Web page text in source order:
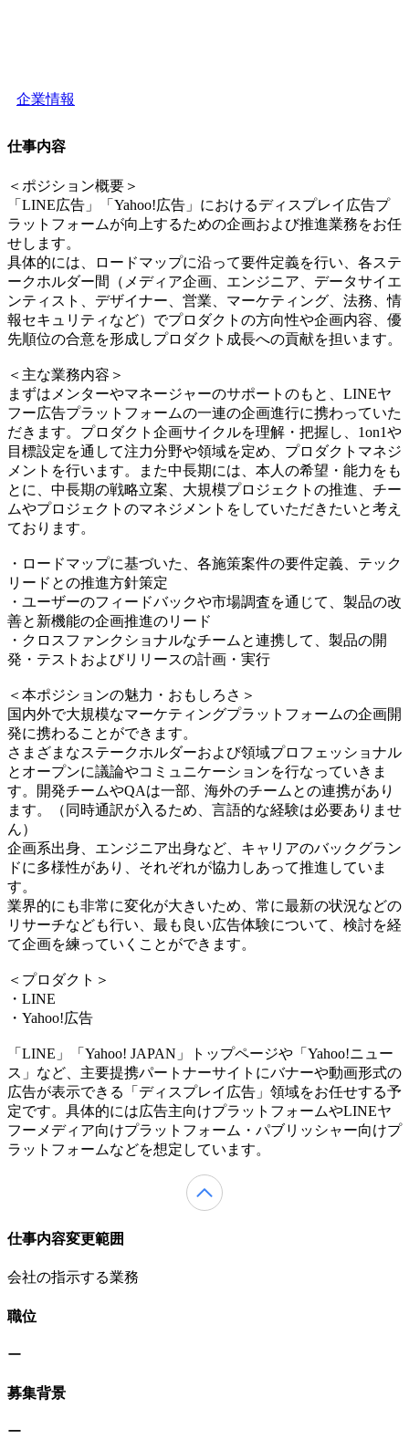
企業情報
仕事内容
＜ポジション概要＞
「LINE広告」「Yahoo!広告」におけるディスプレイ広告プ
ラットフォームが向上するための企画および推進業務をお任
せします。
具体的には、ロードマップに沿って要件定義を行い、各ステ
ークホルダー間（メディア企画、エンジニア、データサイエ
ンティスト、デザイナー、営業、マーケティング、法務、情
報セキュリティなど）でプロダクトの方向性や企画内容、優
先順位の合意を形成しプロダクト成長への貢献を担います。
＜主な業務内容＞
まずはメンターやマネージャーのサポートのもと、LINEヤ
フー広告プラットフォームの一連の企画進行に携わっていた
だきます。プロダクト企画サイクルを理解・把握し、1on1や
目標設定を通して注力分野や領域を定め、プロダクトマネジ
メントを行います。また中長期には、本人の希望・能力をも
とに、中長期の戦略立案、大規模プロジェクトの推進、チー
ムやプロジェクトのマネジメントをしていただきたいと考え
ております。
・ロードマップに基づいた、各施策案件の要件定義、テック
リードとの推進方針策定
・ユーザーのフィードバックや市場調査を通じて、製品の改
善と新機能の企画推進のリード
・クロスファンクショナルなチームと連携して、製品の開
発・テストおよびリリースの計画・実行
＜本ポジションの魅力・おもしろさ＞
国内外で大規模なマーケティングプラットフォームの企画開
発に携わることができます。
さまざまなステークホルダーおよび領域プロフェッショナル
とオープンに議論やコミュニケーションを行なっていきま
す。開発チームやQAは一部、海外のチームとの連携があり
ます。（同時通訳が入るため、言語的な経験は必要ありませ
ん）
企画系出身、エンジニア出身など、キャリアのバックグラン
ドに多様性があり、それぞれが協力しあって推進していま
す。
業界的にも非常に変化が大きいため、常に最新の状況などの
リサーチなども行い、最も良い広告体験について、検討を経
て企画を練っていくことができます。
＜プロダクト＞
・LINE
・Yahoo!広告
「LINE」「Yahoo! JAPAN」トップページや「Yahoo!ニュー
ス」など、主要提携パートナーサイトにバナーや動画形式の
広告が表示できる「ディスプレイ広告」領域をお任せする予
定です。具体的には広告主向けプラットフォームやLINEヤ
フーメディア向けプラットフォーム・パブリッシャー向けプ
ラットフォームなどを想定しています。
仕事内容変更範囲
会社の指示する業務
職位
ー
募集背景
ー